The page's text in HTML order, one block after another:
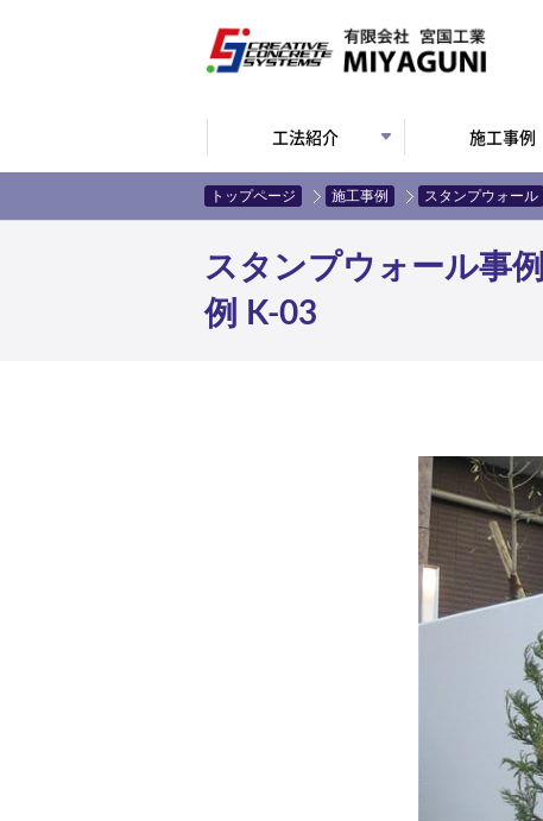
工法紹介 施工事例
トップページ 施工事例 スタンプウォール
スタンプウォール事
例 K-03